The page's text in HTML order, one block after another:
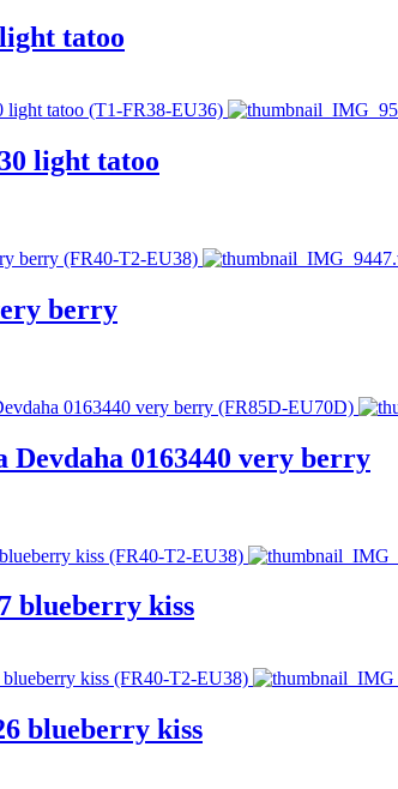
tatoo
light tatoo
berry
0163440 very berry
blueberry kiss
blueberry kiss